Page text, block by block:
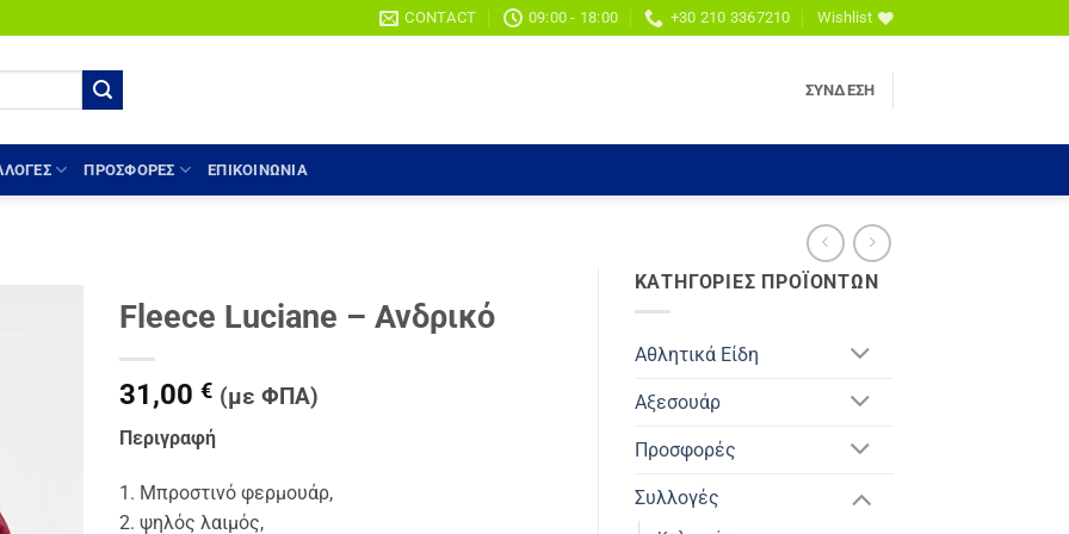
CONTACT 09:00 - 18:00 +30 210 3367210 Wishlist
ΣΎΝΔΕΣΗ
ΠΡΟΣΦΟΡΕΣ ΕΠΙΚΟΙΝΩΝΙΑ
ΚΑΤΗΓΟΡΊΕΣ ΠΡΟΪΌΝΤΩΝ
Αθλητικά Είδη
Αξεσουάρ
Προσφορές
Συλλογές
Fleece Luciane – Ανδρικό
31,00 € (με ΦΠΑ)
Περιγραφή
1. Μπροστινό φερμουάρ,
2. ψηλός λαιμός,